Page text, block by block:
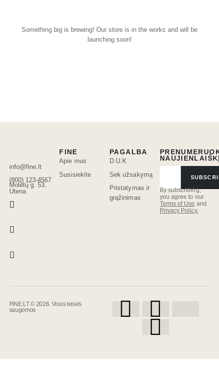
Something big is brewing! Our store is in the works and will be
launching soon!
info@fine.lt
(800) 123-4567
Molėtų g. 53,
Utena
By subscribing,
you agree to our
Terms of Use and
Privacy Policy.
FINE
Apie mus
Susisiekite
PAGALBA
D.U.K
Sek užsakymą
Pristatymas ir
grąžinimas
FINE.LT © 2026. Visos teisės
saugomos